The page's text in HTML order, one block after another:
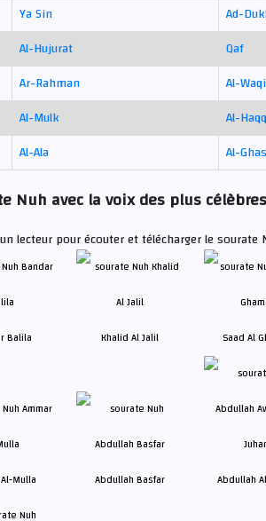
Ya Sin
Ad-
Al-Hujurat
Qaf
Ar-Rahman
Al-
Al-Mulk
Al-
Al-Ala Al-
Nuh avec la voix des plus
lecteur pour écouter et télécharger le sourate
Balila Khalid Al Jalil Saad Al
Mulla Abdullah Basfar Abdullah